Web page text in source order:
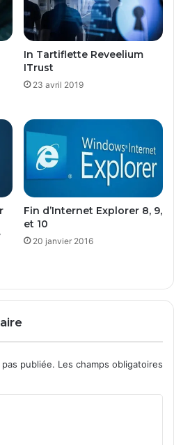
In Tartiflette Reveelium
ITrust
23 avril 2019
Fin d’Internet Explorer 8, 9,
et 10
20 janvier 2016
publiée. Les champs obligatoires